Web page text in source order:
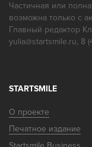
Результат
Вы бы
Да
Нет
Частичная или
возможна только с
Главный редактор
yulia@startsmile.ru, 8
STARTSMILE
О проекте
Печатное издание